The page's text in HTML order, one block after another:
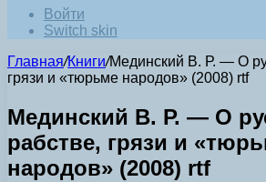
Войти
Switch skin
Главная/Книги/Мединский В. Р. — О
грязи и «тюрьме народов» (2008) rtf
Мединский В. Р. — О
рабстве, грязи и
народов» (2008) rtf